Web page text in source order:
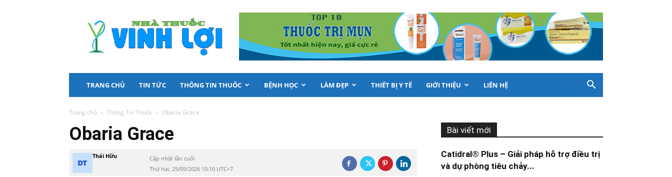
Nhà
Thuốc
Vinh
Lợi
TRANG CHỦ TIN TỨC THÔNG TIN THUỐC BỆNH HỌC LÀM ĐẸP THIẾT BỊ Y TẾ GIỚI THIỆU LIÊN HỆ
Trang chủ Thông Tin Thuốc Obaria Grace
Obaria Grace
Thái Hữu
Cập nhật lần cuối
Thứ hai, 25/05/2026 10:10 UTC+7
Bài viết mới
Catidral® Plus – Giải pháp hỗ trợ điều trị
và dự phòng tiêu chảy...